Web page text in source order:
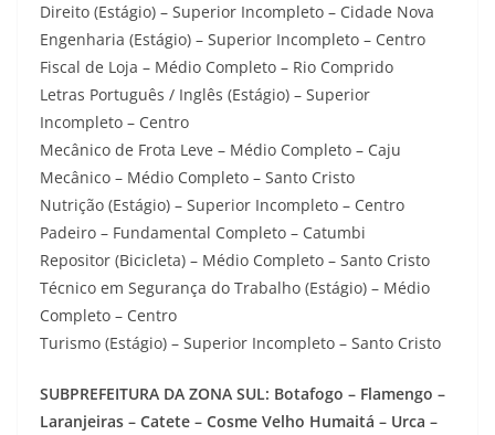
Direito (Estágio) – Superior Incompleto – Cidade Nova
Engenharia (Estágio) – Superior Incompleto – Centro
Fiscal de Loja – Médio Completo – Rio Comprido
Letras Português / Inglês (Estágio) – Superior
Incompleto – Centro
Mecânico de Frota Leve – Médio Completo – Caju
Mecânico – Médio Completo – Santo Cristo
Nutrição (Estágio) – Superior Incompleto – Centro
Padeiro – Fundamental Completo – Catumbi
Repositor (Bicicleta) – Médio Completo – Santo Cristo
Técnico em Segurança do Trabalho (Estágio) – Médio
Completo – Centro
Turismo (Estágio) – Superior Incompleto – Santo Cristo
SUBPREFEITURA DA ZONA SUL: Botafogo – Flamengo –
Laranjeiras – Catete – Cosme Velho Humaitá – Urca –